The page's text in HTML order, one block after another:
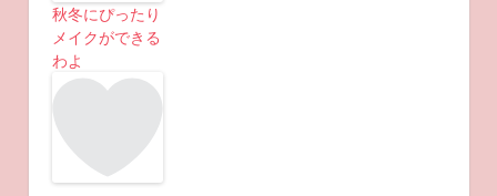
秋冬にぴったり
メイクができる
わよ